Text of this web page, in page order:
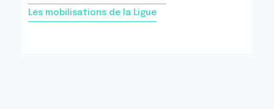
Les mobilisations de la Ligue